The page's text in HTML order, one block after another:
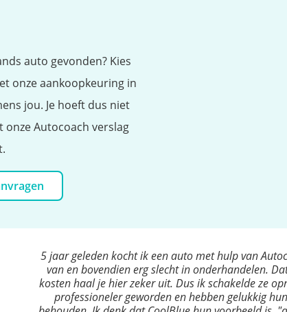
auto gevonden? Kies
onze aankoopkeuring in
jou. Je hoeft dus niet
onze Autocoach verslag
5 jaar geleden kocht ik een auto met hulp van
van en bovendien erg slecht in onderhandelen.
kosten haal je hier zeker uit. Dus ik schakelde ze
professioneler geworden en hebben gelukkig